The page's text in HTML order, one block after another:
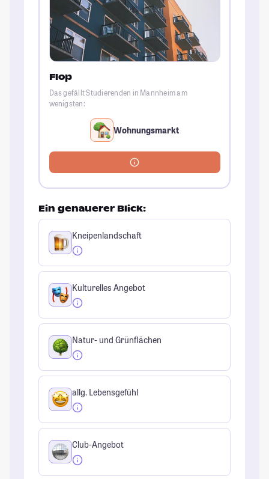
Flop
Das gefällt Studierenden in Mannheim am
wenigsten:
Wohnungsmarkt
Ein genauerer Blick:
Kneipenlandschaft
Kulturelles Angebot
Natur- und Grünflächen
allg. Lebensgefühl
Club-Angebot